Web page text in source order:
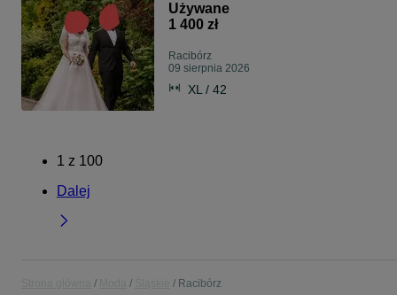
Używane
1 400 zł
Racibórz
09 sierpnia 2026
XL / 42
1 z 100
Dalej
Racibórz